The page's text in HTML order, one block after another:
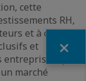
cette
RH,
et à créer
et
qui
marché